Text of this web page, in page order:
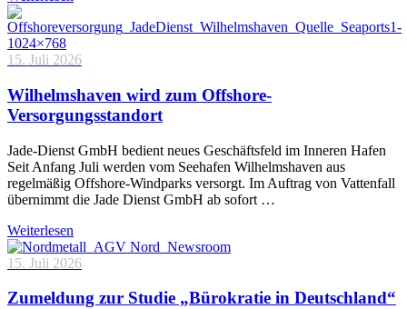
15. Juli 2026
Wilhelmshaven wird zum Offshore-
Versorgungsstandort
Jade-Dienst GmbH bedient neues Geschäftsfeld im Inneren Hafen
Seit Anfang Juli werden vom Seehafen Wilhelmshaven aus
regelmäßig Offshore-Windparks versorgt. Im Auftrag von Vattenfall
übernimmt die Jade Dienst GmbH ab sofort …
Weiterlesen
15. Juli 2026
Zumeldung zur Studie „Bürokratie in Deutschland“